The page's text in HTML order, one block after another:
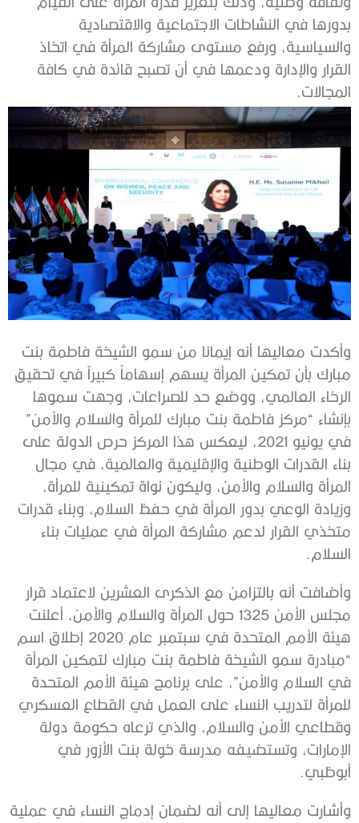
بدورها في النشاطات الاجتماعية والاقتصادية
والسياسية، ورفع مستوى مشاركة المرأة في اتخاذ
القرار والإدارة ودعمها في أن تصبح قائدة في كافة
المجالات.
وأكدت معاليها أنه إيمانا من سمو الشيخة فاطمة بنت
مبارك بأن تمكين المرأة يسهم إسهاماً كبيراً في تحقيق
الرخاء العالمي، ووضع حد للصراعات، وجهت سموها
بإنشاء “مركز فاطمة بنت مبارك للمرأة والسلام والأمن”
في يونيو 2021، ليعكس هذا المركز حرص الدولة على
بناء القدرات الوطنية والإقليمية والعالمية، في مجال
المرأة والسلام والأمن، وليكون نواة تمكينية للمرأة،
وزيادة الوعي بدور المرأة في حفظ السلام، وبناء قدرات
متخذي القرار لدعم مشاركة المرأة في عمليات بناء
السلام.
وأضافت أنه بالتزامن مع الذكرى العشرين لاعتماد قرار
مجلس الأمن 1325 حول المرأة والسلام والأمن، أعلنت
هيئة الأمم المتحدة في سبتمبر عام 2020 إطلاق اسم
“مبادرة سمو الشيخة فاطمة بنت مبارك لتمكين المرأة
في السلام والأمن”، على برنامج هيئة الأمم المتحدة
للمرأة لتدريب النساء على العمل في القطاع العسكري
وقطاعي الأمن والسلام، والذي ترعاه حكومة دولة
الإمارات، وتستضيفه مدرسة خولة بنت الأزور في
أبوظبي.
وأشارت معاليها إلى أنه لضمان إدماج النساء في عملية